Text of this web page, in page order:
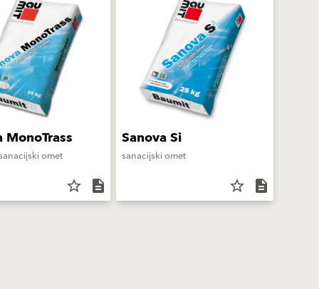
MonoTrass
omet
star_border description
Sanova Si
sanacijski omet
star_border description